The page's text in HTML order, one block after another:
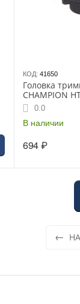
КОД: 41650
Головка
CHAMPION
0.0
В наличии
694₽